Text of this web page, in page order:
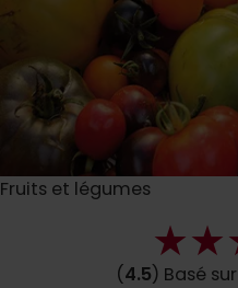
Fruits et légumes
(4.5) Basé sur